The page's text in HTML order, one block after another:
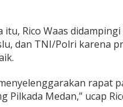
Rico Waas didampingi
dan TNI/Polri karena
rapat
Pilkada Medan,” ucap
Sejumlah
Parit Jalan
Sedimentasi